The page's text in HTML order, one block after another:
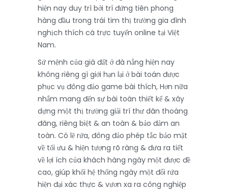
hiện nay duy trì bởi trí đứng tiên phong
hàng đầu trong trái tim thị trường gia đình
nghịch thích cá trực tuyến online tại Việt
Nam.
Sứ mệnh của giá đất ở đà nẵng hiện nay
không riêng gì giới hạn lại ở bài toán được
phục vụ đông đảo game bài thích, Hơn nữa
nhắm mang đến sự bài toán thiết kế & xây
dựng một thị trường giải trí thư dãn thoáng
đãng, riêng biệt & an toàn & bảo đảm an
toàn. Có lẽ rứa, đông đảo phép tắc bảo mật
về tối ưu & hiện tượng rõ ràng & đưa ra tiết
về lợi ích của khách hàng ngày một được đề
cao, giúp khối hệ thống ngày một đổi rứa
hiện đại xác thực & vươn xa ra công nghiệp